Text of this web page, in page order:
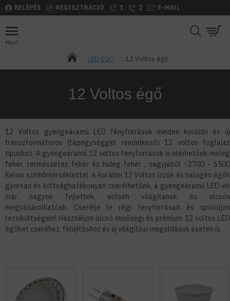
BELÉPÉS REGISZTRÁCIÓ 1 2 E-MAIL
LED ÉGŐ 12 Voltos égő
12 Voltos égő
12 Voltos gyengeáramú LED fényforrások minden korábbi és új
transzformátoros (tápegységgel rendelkező) 12 voltos foglalat
típushoz. A gyengeáramú 12 voltos fényforrások is elérhetőek meleg
fehér, természetes fehér és hideg fehér , nagyjából ~2700 - 6500
Kelvin színhőmérséklettel. A korábbi 12 Voltos izzók és halogén égők
gyorsan és költséghatékonyan cserélhetőek, a gyengeáramú LED-ek
már nagyon fejlettek, erősen világítanak és olcsón
megvásárolhatóak. Cserélje le régi fényforrásait és spóroljon
rezsiköltségein! Használjon olcsó minőségi és prémium 12 voltos LED
égőket cseréhez, felújításhoz és új világítási megoldások esetén is.